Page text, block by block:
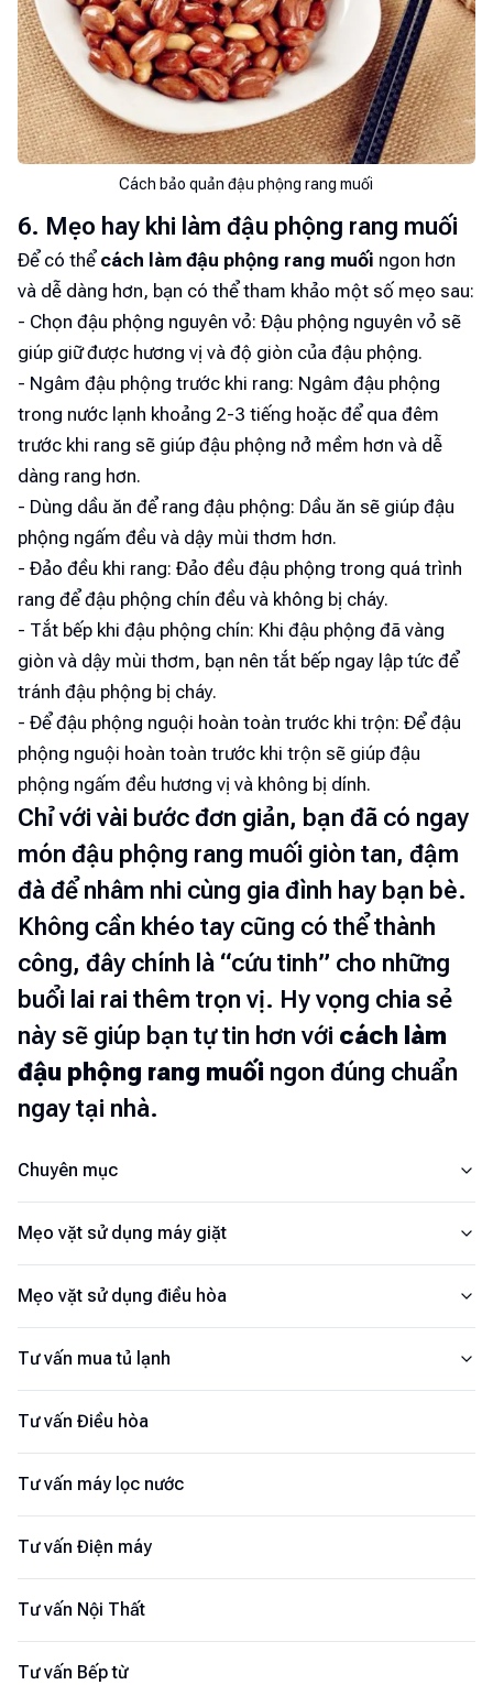
Chuyên mục
Mẹo vặt sử dụng máy giặt
Mẹo vặt sử dụng điều hòa
Tư vấn mua tủ lạnh
Tư vấn Điều hòa
Tư vấn máy lọc nước
Tư vấn Điện máy
Tư vấn Nội Thất
Tư vấn Bếp từ
Cách bảo quản đậu phộng rang muối
6. Mẹo hay khi làm đậu phộng rang muối
Để có thể cách làm đậu phộng rang muối ngon hơn
và dễ dàng hơn, bạn có thể tham khảo một số mẹo sau:
- Chọn đậu phộng nguyên vỏ: Đậu phộng nguyên vỏ sẽ
giúp giữ được hương vị và độ giòn của đậu phộng.
- Ngâm đậu phộng trước khi rang: Ngâm đậu phộng
trong nước lạnh khoảng 2-3 tiếng hoặc để qua đêm
trước khi rang sẽ giúp đậu phộng nở mềm hơn và dễ
dàng rang hơn.
- Dùng dầu ăn để rang đậu phộng: Dầu ăn sẽ giúp đậu
phộng ngấm đều và dậy mùi thơm hơn.
- Đảo đều khi rang: Đảo đều đậu phộng trong quá trình
rang để đậu phộng chín đều và không bị cháy.
- Tắt bếp khi đậu phộng chín: Khi đậu phộng đã vàng
giòn và dậy mùi thơm, bạn nên tắt bếp ngay lập tức để
tránh đậu phộng bị cháy.
- Để đậu phộng nguội hoàn toàn trước khi trộn: Để đậu
phộng nguội hoàn toàn trước khi trộn sẽ giúp đậu
phộng ngấm đều hương vị và không bị dính.
Chỉ với vài bước đơn giản, bạn đã có ngay
món đậu phộng rang muối giòn tan, đậm
đà để nhâm nhi cùng gia đình hay bạn bè.
Không cần khéo tay cũng có thể thành
công, đây chính là “cứu tinh” cho những
buổi lai rai thêm trọn vị. Hy vọng chia sẻ
này sẽ giúp bạn tự tin hơn với cách làm
đậu phộng rang muối ngon đúng chuẩn
ngay tại nhà.